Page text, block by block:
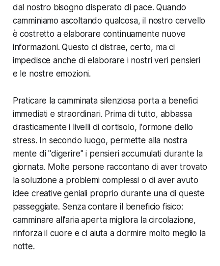
dal nostro bisogno disperato di pace. Quando
camminiamo ascoltando qualcosa, il nostro cervello
è costretto a elaborare continuamente nuove
informazioni. Questo ci distrae, certo, ma ci
impedisce anche di elaborare i nostri veri pensieri
e le nostre emozioni.
Praticare la camminata silenziosa porta a benefici
immediati e straordinari. Prima di tutto, abbassa
drasticamente i livelli di cortisolo, l'ormone dello
stress. In secondo luogo, permette alla nostra
mente di "digerire" i pensieri accumulati durante la
giornata. Molte persone raccontano di aver trovato
la soluzione a problemi complessi o di aver avuto
idee creative geniali proprio durante una di queste
passeggiate. Senza contare il beneficio fisico:
camminare all'aria aperta migliora la circolazione,
rinforza il cuore e ci aiuta a dormire molto meglio la
notte.